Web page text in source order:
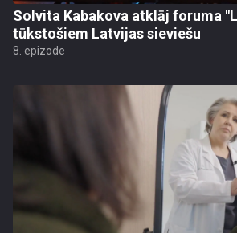
Solvita Kabakova atklāj foruma
tūkstošiem Latvijas sieviešu
8. epizode